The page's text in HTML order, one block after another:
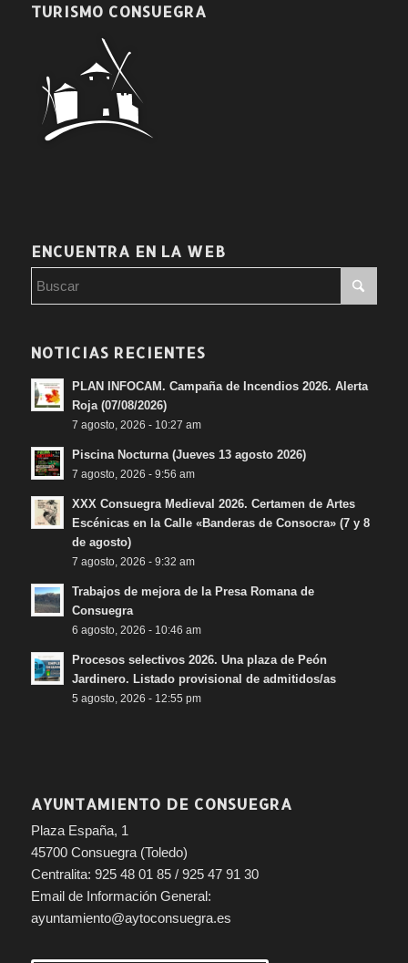
TURISMO CONSUEGRA
ENCUENTRA EN LA WEB
NOTICIAS RECIENTES
PLAN INFOCAM. Campaña de Incendios 2026. Alerta
Roja (07/08/2026)
7 agosto, 2026 - 10:27 am
Piscina Nocturna (Jueves 13 agosto 2026)
7 agosto, 2026 - 9:56 am
XXX Consuegra Medieval 2026. Certamen de Artes
Escénicas en la Calle «Banderas de Consocra» (7 y 8
de agosto)
7 agosto, 2026 - 9:32 am
Trabajos de mejora de la Presa Romana de
Consuegra
6 agosto, 2026 - 10:46 am
Procesos selectivos 2026. Una plaza de Peón
Jardinero. Listado provisional de admitidos/as
5 agosto, 2026 - 12:55 pm
AYUNTAMIENTO DE CONSUEGRA
Plaza España, 1
45700 Consuegra (Toledo)
Centralita: 925 48 01 85 / 925 47 91 30
Email de Información General:
ayuntamiento@aytoconsuegra.es